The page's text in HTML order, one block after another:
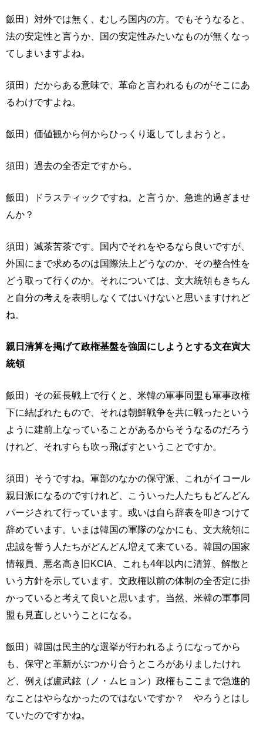
飯田）対外では無く、むしろ国内の方。でもそうなると、
法の安定性と言うか、国の安定性みたいなものが無くなっ
てしまいますよね。
須田）だからある意味で、革命と言われるものがそこにあ
るわけですよね。
飯田）価値観から何からひっくり返してしまおうと。
須田）過去の全否定ですから。
飯田）ドラスティックですね。と言うか、急進的過ぎませ
んか？
須田）滅茶苦茶です。国内でそれをやるなら良いですが、
外国にまで求めるのは国際法上どうなのか、その整合性を
どう取って行くのか。それについては、文大統領もきちん
と自分の考えを表明しなくてはいけないと思いますけれど
ね。
親日清算を掲げて政権基盤を強固にしようとする文在寅大
統領
飯田）その延長戦上で行くと、米韓の軍事同盟も軍事政権
下に結ばれたもので、それは朝鮮戦争を共に戦ったという
ように建前上なっていることがあるからそうなるのだろう
けれど、それすらも吹っ飛ばすということですか。
須田）そうですね。軍部のなかの保守派、これがイコール
親日派になるのですけれど、こういった人たちもどんどん
パージされて行っています。或いは自ら辞表を叩きつけて
辞めています。いまは韓国の軍隊のなかにも、文大統領に
忠誠を誓う人たちがどんどん増えて来ている。韓国の国家
情報員、悪名高き旧KCIA、これも4年以内に清算、解散と
いう方針を示しています。文政権以前の体制の全否定に掛
かっていると考えて良いと思います。当然、米韓の軍事同
盟も見直しということになる。
飯田）韓国は民主的な選挙が行われるようになってから
も、保守と革新がぶつかり合うところがありましたけれ
ど、例えば盧武鉉（ノ・ムヒョン）政権もここまで急進的
なことはやらなかったのではないですか？ やろうとはし
ていたのですかね。